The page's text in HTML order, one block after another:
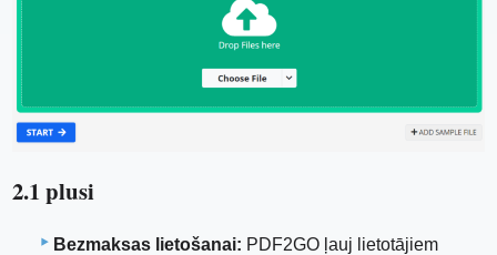
2.1 plusi
Bezmaksas lietošanai: PDF2GO ļauj lietotājiem